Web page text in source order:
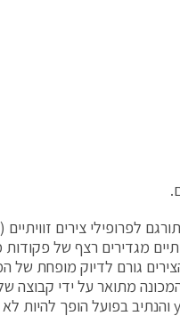
מגדירים רצף של
גורם לדיוק מופחת